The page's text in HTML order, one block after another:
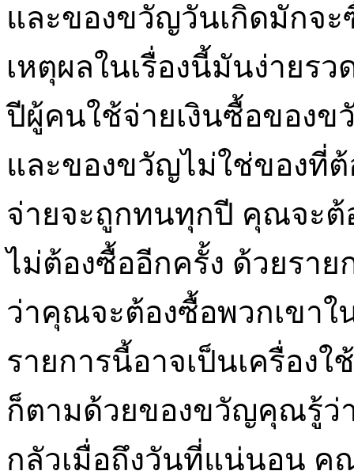
และของขวัญวันเกิดมักจ
เหตุผลในเรื่องนี้มันง่ายร
ปีผู้คนใช้จ่ายเงินซื้อของข
และของขวัญไม่ใช่ของที่ต้
จ่ายจะถูกทนทุกปี คุณจะ
ไม่ต้องซื้ออีกครั้ง ด้วยรา
ว่าคุณจะต้องซื้อพวกเขา
รายการนี้อาจเป็นเครื่องใ
ก็ตามด้วยของขวัญคุณรู้
กลัวเมื่อถึงวันที่แน่นอน คุ